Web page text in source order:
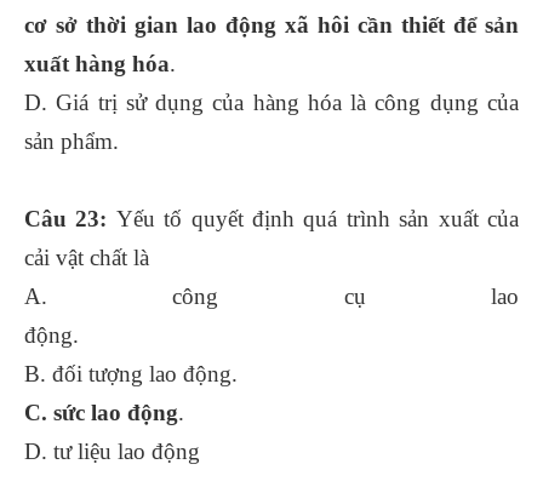
cơ sở thời gian lao động xã hôi cần thiết để sản
xuất hàng hóa.
D. Giá trị sử dụng của hàng hóa là công dụng của
sản phẩm.
Câu 23: Yếu tố quyết định quá trình sản xuất của
cải vật chất là
A. công cụ lao
động.
B. đối tượng lao động.
C. sức lao động.
D. tư liệu lao động